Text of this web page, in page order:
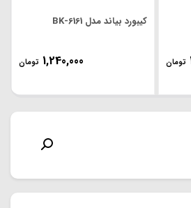
تومان
کیبورد بیاند مدل BK-6161
1,240,000 تومان